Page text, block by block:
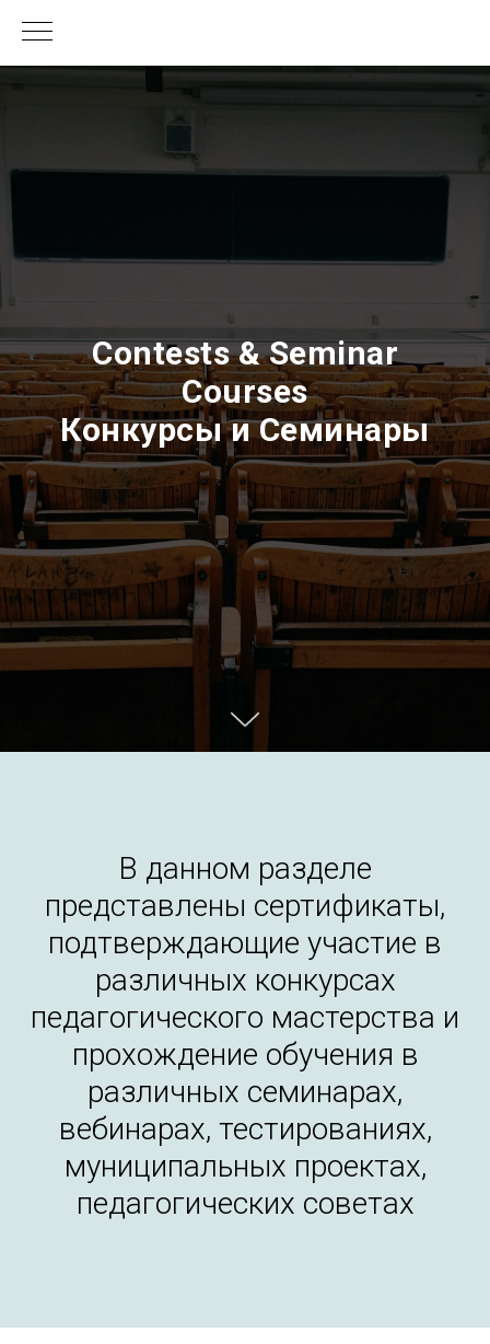
Contests & Seminar
Courses
Конкурсы и Семинары
В данном разделе
представлены сертификаты,
подтверждающие участие в
различных конкурсах
педагогического мастерства и
прохождение обучения в
различных семинарах,
вебинарах, тестированиях,
муниципальных проектах,
педагогических советах